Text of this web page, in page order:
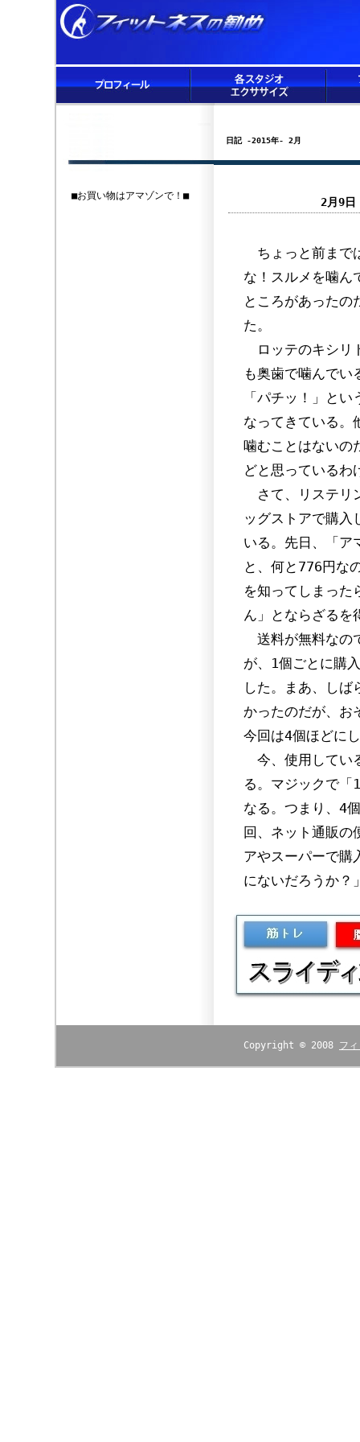
■お買い物はアマゾンで！■
日記 -2015年- 2月
2月9日
ちょっと前まで
な！スルメを噛ん
ところがあったの
た。
ロッテのキシリ
も奥歯で噛んでい
「パチッ！」と
なってきている。
噛むことはないの
どと思っているわ
さて、リステリ
ッグストアで購
いる。先日、「ア
と、何と776円な
を知ってしまった
ん」とならざるを
送料が無料なの
が、1個ごとに購
した。まあ、しば
かったのだが、お
今回は4個ほどに
今、使用してい
る。マジックで
なる。つまり、4
回、ネット通販の
アやスーパーで購
にないだろうか？
Copyright © 2008 フ